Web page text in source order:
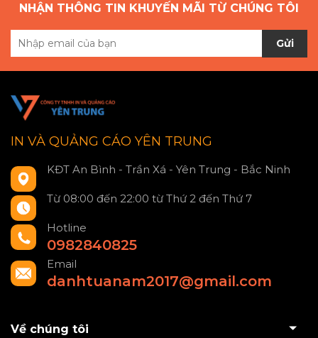
NHẬN THÔNG TIN KHUYẾN MÃI TỪ CHÚNG TÔI
Gửi
IN VÀ QUẢNG CÁO YÊN TRUNG
KĐT An Bình - Trần Xá - Yên Trung - Bắc Ninh
Từ 08:00 đến 22:00 từ Thứ 2 đến Thứ 7
Hotline
0982840825
Email
danhtuanam2017@gmail.com
Về chúng tôi